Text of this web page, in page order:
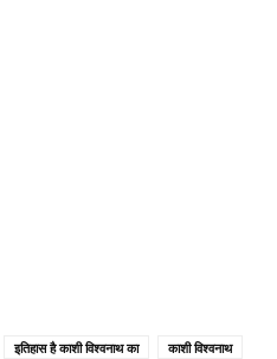
इतिहास है काशी विश्वनाथ का
काशी विश्वनाथ